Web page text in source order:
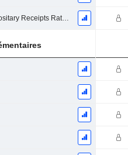
American Depositary Receipts Ratio (ADR)